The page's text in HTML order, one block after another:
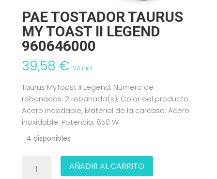
PAE TOSTADOR TAURUS
MY TOAST II LEGEND
960646000
39,58 € IVA incl.
Taurus MyToast II Legend. Número de
rebanadas: 2 rebanada(s), Color del producto:
Acero inoxidable, Material de la carcasa: Acero
inoxidable. Potencia: 850 W
4 disponibles
TOSTADOR
AÑADIR AL CARRITO